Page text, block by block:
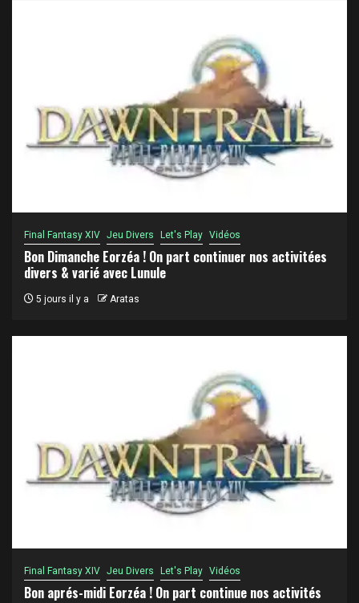
Final Fantasy XIV Jeu Divers Let's Play Vidéos
Bon Dimanche Eorzéa ! On part continuer nos activitées
divers & varié avec Lunule
5 jours il y a Aratas
Final Fantasy XIV Jeu Divers Let's Play Vidéos
Bon aprés-midi Eorzéa ! On part continue nos activités